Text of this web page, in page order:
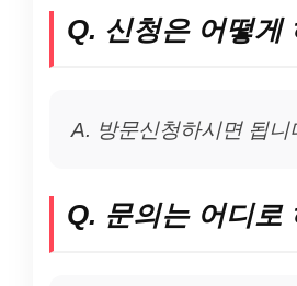
Q. 신청은 어떻게
A. 방문신청하시면 됩니
Q. 문의는 어디로